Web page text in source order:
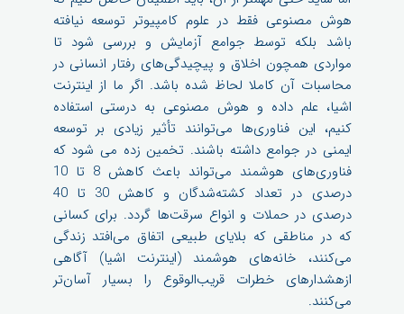
هوش مصنوعی فقط در علوم کامپیوتر توسعه نیافته
باشد بلکه توسط جوامع آزمایش و بررسی شود تا
مواردی همچون اخلاق و پیچیدگی‌های رفتار انسانی در
محاسبات آن کاملا لحاظ شده باشد. اگر ما از اینترنت
اشیا، علم داده و هوش مصنوعی به درستی استفاده
کنیم، این فناوری‌ها می‌توانند تأثیر زیادی بر توسعه
ایمنی در جوامع داشته باشند. تخمین زده می شود که
فناوری‌های هوشمند می‌تواند باعث کاهش 8 تا 10
درصدی در تعداد کشته‌شدگان و کاهش 30 تا 40
درصدی در حملات و انواع سرقت‌ها گردد. برای کسانی
که در مناطقی که بلایای طبیعی اتفاق می‌افتد زندگی
می‌کنند، خانه‌های هوشمند (اینترنت اشیا) آگاهی
ازهشدارهای خطرات قریب‌الوقوع را بسیار آسان‌تر
می‌کنند.